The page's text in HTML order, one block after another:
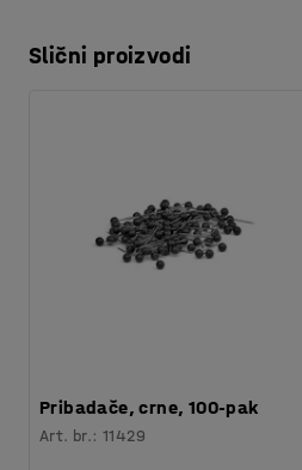
Slični proizvodi
Pribadače, crne, 100-pak
Art. br.:11429